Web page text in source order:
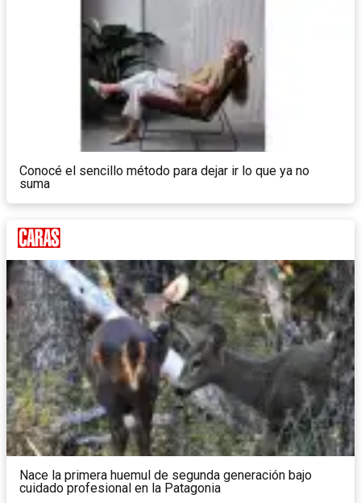
Conocé el sencillo método para dejar ir lo que ya no
suma
Nace la primera huemul de segunda generación bajo
cuidado profesional en la Patagonia